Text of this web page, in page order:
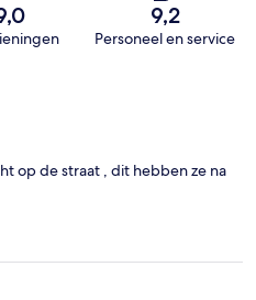
9,2
Personeel en service
op de straat , dit hebben ze na